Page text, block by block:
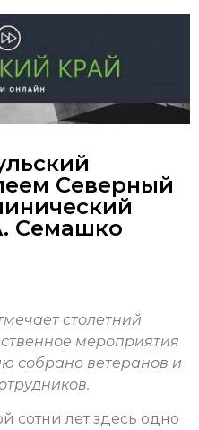
Северный
Семашко
столетний
мероприятия
собрано ветеранов и
сотни лет здесь одно